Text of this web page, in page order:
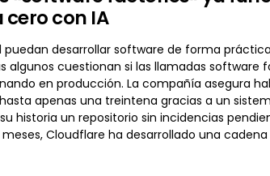
con IA
desarrollar software de forma
cuestionan si las llamadas software
en producción. La compañía asegura
apenas una treintena gracias a un
historia un repositorio sin incidencias
Cloudflare ha desarrollado una